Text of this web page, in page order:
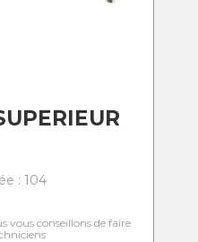
: 104
vous conseillons de faire